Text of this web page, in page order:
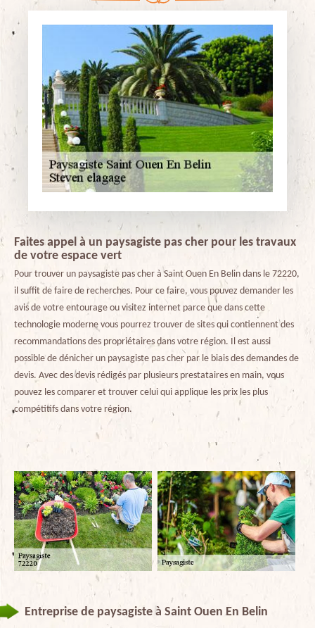
Faites appel à un paysagiste pas cher pour les travaux
de votre espace vert
Pour trouver un paysagiste pas cher à Saint Ouen En Belin dans le 72220,
il suffit de faire de recherches. Pour ce faire, vous pouvez demander les
avis de votre entourage ou visitez internet parce que dans cette
technologie moderne vous pourrez trouver de sites qui contiennent des
recommandations des propriétaires dans votre région. Il est aussi
possible de dénicher un paysagiste pas cher par le biais des demandes de
devis. Avec des devis rédigés par plusieurs prestataires en main, vous
pouvez les comparer et trouver celui qui applique les prix les plus
compétitifs dans votre région.
Entreprise de paysagiste à Saint Ouen En Belin